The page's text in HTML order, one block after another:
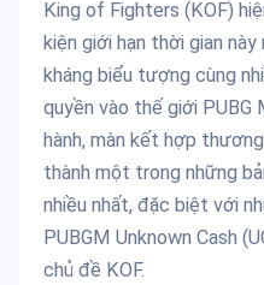
King of Fighters (KOF)
kiện giới hạn thời gian
kháng biểu tượng cùng
quyền vào thế giới PUBG
hành, màn kết hợp
thành một trong những
nhiều nhất, đặc biệt với
PUBGM Unknown Cash
chủ đề KOF.